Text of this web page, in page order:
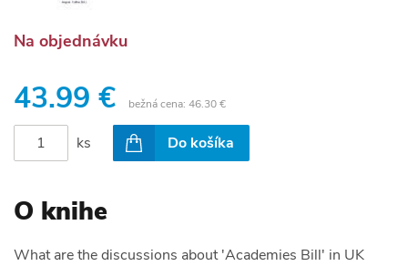
Na objednávku
43.99 € bežná cena: 46.30 €
ks Do košíka
O knihe
What are the discussions about 'Academies Bill' in UK